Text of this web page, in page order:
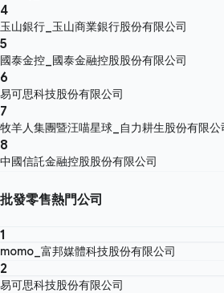
4
玉山銀行_玉山商業銀行股份有限公司
5
國泰金控_國泰金融控股股份有限公司
6
易可思科技股份有限公司
7
牧羊人集團暨汪喵星球_自力耕生股份有限公
8
中國信託金融控股股份有限公司
批發零售熱門公司
1
momo_富邦媒體科技股份有限公司
2
易可思科技股份有限公司